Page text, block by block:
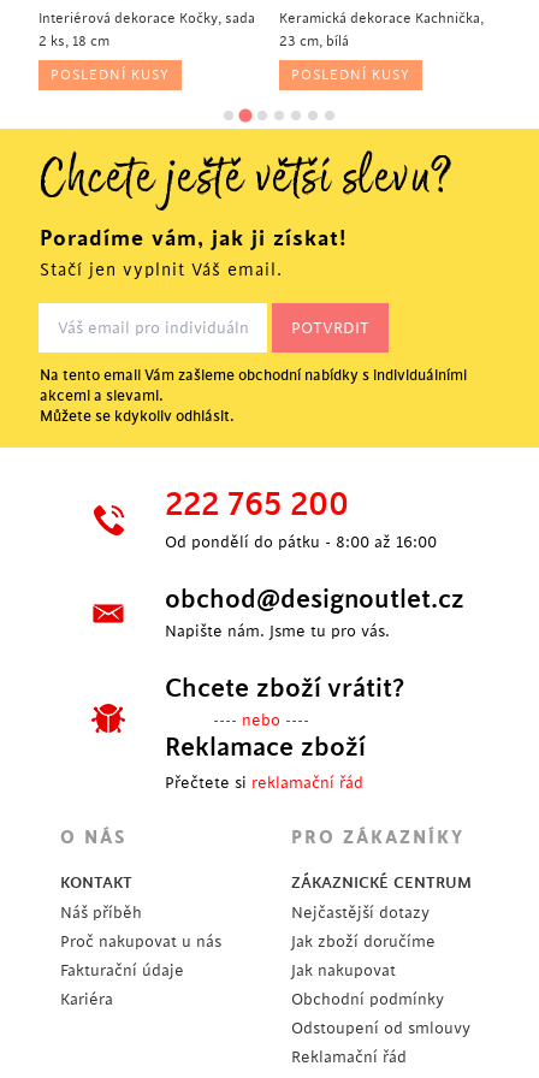
Interiérová dekorace Kočky, sada
2 ks, 18 cm
POSLEDNÍ KUSY
Keramická dekorace Kachnička,
23 cm, bílá
POSLEDNÍ KUSY
Chcete ještě větší slevu?
Poradíme vám, jak ji získat!
Stačí jen vyplnit Váš email.
Na tento email Vám zašleme obchodní nabídky s individuálními
akcemi a slevami.
Můžete se kdykoliv odhlásit.
222 765 200
Od pondělí do pátku - 8:00 až 16:00
obchod@designoutlet.cz
Napište nám. Jsme tu pro vás.
Chcete zboží vrátit?
---- nebo ----
Reklamace zboží
Přečtete si reklamační řád
O NÁS
KONTAKT
Náš příběh
Proč nakupovat u nás
Fakturační údaje
Kariéra
PRO ZÁKAZNÍKY
ZÁKAZNICKÉ CENTRUM
Nejčastější dotazy
Jak zboží doručíme
Jak nakupovat
Obchodní podmínky
Odstoupení od smlouvy
Reklamační řád